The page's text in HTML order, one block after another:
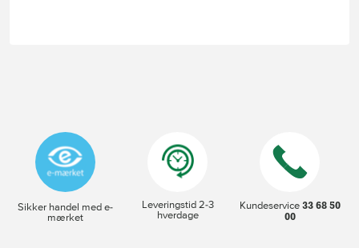
Sikker handel med e-
mærket
Leveringstid 2-3
hverdage
Kundeservice33 68 50
00